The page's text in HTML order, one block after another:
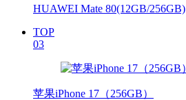
HUAWEI Mate 80(12GB/256GB)
TOP
03
苹果iPhone 17（256GB）